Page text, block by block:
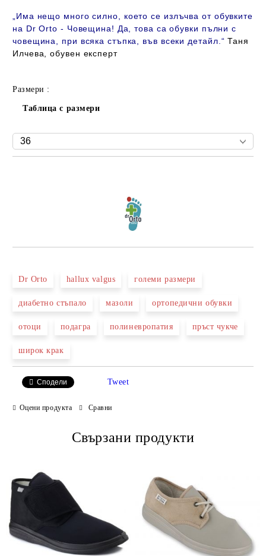
Има нещо много силно, което се излъчва от обувките
на Dr Orto - Човещина! Да, това са обувки пълни с
човещина, при всяка стъпка, във всеки детайл .“ Таня
Илчева, обувен експерт
Размери :
Таблица с размери
Dr Orto hallux valgus големи размери
диабетно стъпало мазоли ортопедични обувки
отоци подагра полиневропатия пръст чукче
широк крак
Сподели Tweet
Оцени продукта Сравни
Свързани продукти